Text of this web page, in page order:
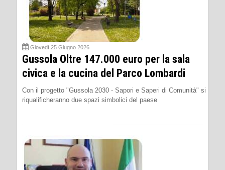
Giovedì 25 Giugno 2026
Gussola Oltre 147.000 euro per la sala
civica e la cucina del Parco Lombardi
Con il progetto "Gussola 2030 - Sapori e Saperi di Comunità" si
riqualificheranno due spazi simbolici del paese